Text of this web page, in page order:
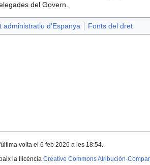
del Govern.
administratiu d'Espanya Fonts del dret
volta el 6 feb 2026 a les 18:54.
la llicència Creative Commons Atribución-